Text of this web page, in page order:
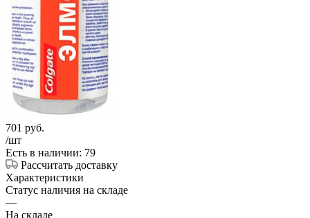
701 руб.
/шт
Есть в наличии: 79
Рассчитать доставку
Характеристики
Статус наличия на складе
—
На складе